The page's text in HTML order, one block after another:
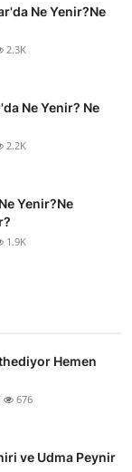
Ne Yenir?Ne
2.3K
Ne Yenir? Ne
2.2K
Yenir?Ne
1.9K
Hemen
676
ve Udma Peynir